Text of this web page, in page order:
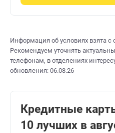
Информация об условиях взята
Рекомендуем уточнять
телефонам, в отделениях
обновления: 06.08.26
Кредитные
10 лучших в